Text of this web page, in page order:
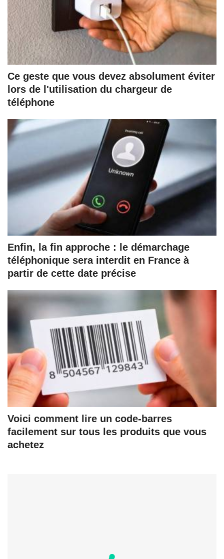
Ce geste que vous devez absolument éviter
lors de l'utilisation du chargeur de
téléphone
Enfin, la fin approche : le démarchage
téléphonique sera interdit en France à
partir de cette date précise
Voici comment lire un code-barres
facilement sur tous les produits que vous
achetez